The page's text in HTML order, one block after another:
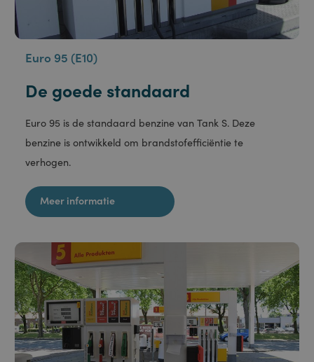
Euro 95 (E10)
De goede standaard
benzine is ontwikkeld om brandstofefficiëntie te
verhogen.
Meer informatie